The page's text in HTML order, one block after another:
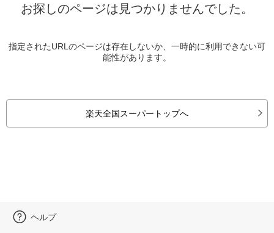
お探しのページは見つかりませんでした。
指定されたURLのページは存在しないか、一時的に利用できない可
能性があります。
楽天全国スーパートップへ
ヘルプ